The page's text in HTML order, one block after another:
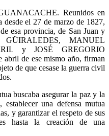
Reunidos en
desde el 27 de marzo de 1827,
esa provincia, de San Juan y
MANUEL
y JOSÉ GREGORIO
abril de ese mismo año, firman
de que cesase la guerra civil
buscaba asegurar la paz y la
establecer una defensa mutua
y garantizar el respeto de sus
hasta la creación de una